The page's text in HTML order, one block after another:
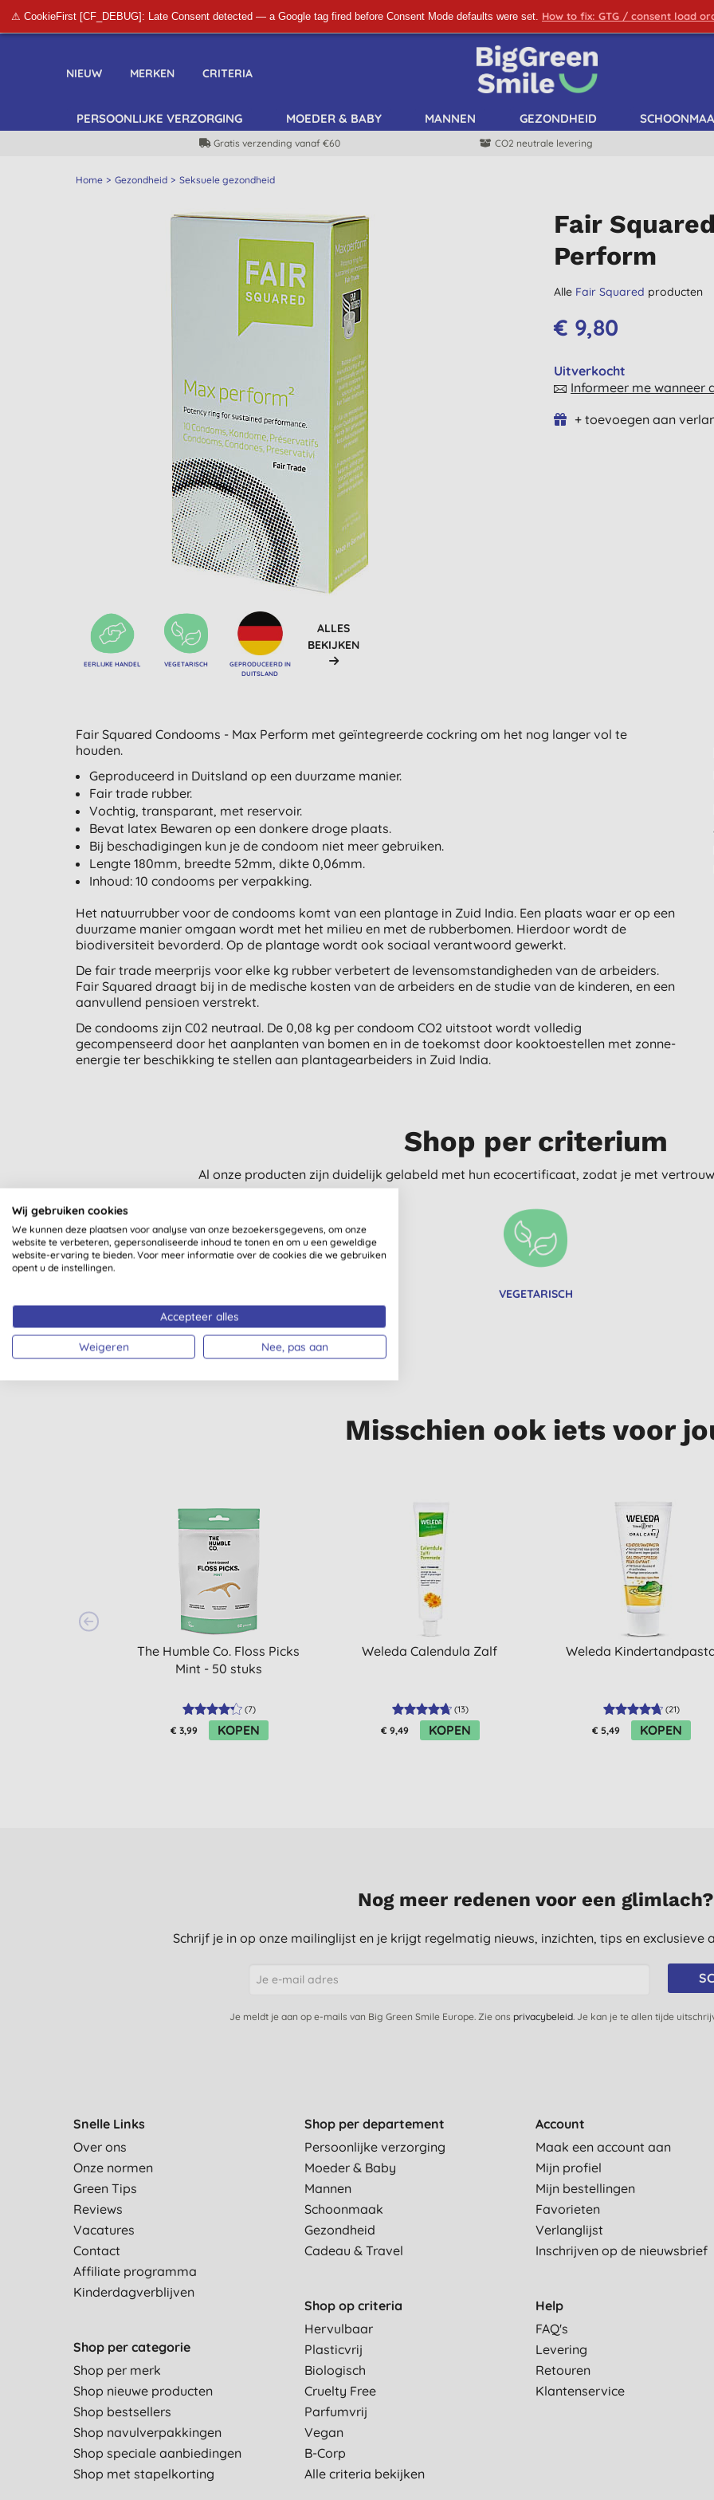
⚠ CookieFirst [CF_DEBUG]: Late Consent detected — a Google tag fired before Consent Mode defaults were set. How to fix: GTG / consent load
SCHRIJF ME IN!
NIEUW MERKEN CRITERIA
PERSOONLIJKE VERZORGING MOEDER & BABY MANNEN GEZONDHEID
Gratis verzending vanaf €60 CO2 neutrale levering
Home Gezondheid Seksuele gezondheid
EERLIJKE HANDEL VEGETARISCH
GEPRODUCEERD IN
DUITSLAND
ALLES
BEKIJKEN
Fair
Perform
Alle Fair Squared producten
€ 9,80
Uitverkocht
Informeer me wanneer
+ toevoegen aan
Fair Squared Condooms - Max Perform met geïntegreerde cockring om het nog langer vol te
houden.
Geproduceerd in Duitsland op een duurzame manier.
Fair trade rubber.
Vochtig, transparant, met reservoir.
Bevat latex Bewaren op een donkere droge plaats.
Bij beschadigingen kun je de condoom niet meer gebruiken.
Lengte 180mm, breedte 52mm, dikte 0,06mm.
Inhoud: 10 condooms per verpakking.
Het natuurrubber voor de condooms komt van een plantage in Zuid India. Een plaats waar er op een
duurzame manier omgaan wordt met het milieu en met de rubberbomen. Hierdoor wordt de
biodiversiteit bevorderd. Op de plantage wordt ook sociaal verantwoord gewerkt.
De fair trade meerprijs voor elke kg rubber verbetert de levensomstandigheden van de arbeiders.
Fair Squared draagt bij in de medische kosten van de arbeiders en de studie van de kinderen, en een
aanvullend pensioen verstrekt.
De condooms zijn C02 neutraal. De 0,08 kg per condoom CO2 uitstoot wordt volledig
gecompenseerd door het aanplanten van bomen en in de toekomst door kooktoestellen met zonne-
energie ter beschikking te stellen aan plantagearbeiders in Zuid India.
Shop per criterium
Al onze producten zijn duidelijk gelabeld met hun ecocertificaat, zodat je met
VEGETARISCH
Misschien ook iets voor
The Humble Co. Floss Picks
Mint - 50 stuks
(7)
€ 3,99 KOPEN
Weleda Calendula Zalf
(13)
€ 9,49 KOPEN
Weleda
(21)
€ 5,49 KOPEN
Nog meer redenen voor een glimlach?
Schrijf je in op onze mailinglijst en je krijgt regelmatig nieuws, inzichten, tips en exclusieve
Je meldt je aan op e-mails van Big Green Smile Europe. Zie ons privacybeleid. Je kan je te allen tijde
Snelle Links
Over ons
Onze normen
Green Tips
Reviews
Vacatures
Contact
Affiliate programma
Kinderdagverblijven
Shop per categorie
Shop per merk
Shop nieuwe producten
Shop bestsellers
Shop navulverpakkingen
Shop speciale aanbiedingen
Shop met stapelkorting
Shop per departement
Persoonlijke verzorging
Moeder & Baby
Mannen
Schoonmaak
Gezondheid
Cadeau & Travel
Shop op criteria
Hervulbaar
Plasticvrij
Biologisch
Cruelty Free
Parfumvrij
Vegan
B-Corp
Alle criteria bekijken
Account
Maak een account aan
Mijn profiel
Mijn bestellingen
Favorieten
Verlanglijst
Inschrijven op de nieuwsbrief
Help
FAQ's
Levering
Retouren
Klantenservice
Wij gebruiken cookies
We kunnen deze plaatsen voor analyse van onze bezoekersgegevens, om onze
website te verbeteren, gepersonaliseerde inhoud te tonen en om u een geweldige
website-ervaring te bieden. Voor meer informatie over de cookies die we gebruiken
opent u de instellingen.
Accepteer alles
Weigeren Nee, pas aan